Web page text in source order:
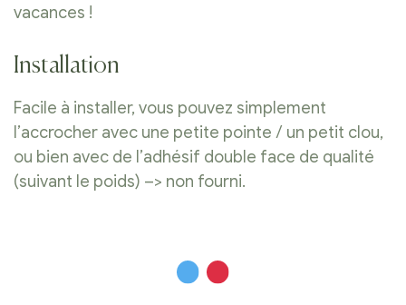
vacances !
Installation
Facile à installer, vous pouvez simplement
l’accrocher avec une petite pointe / un petit clou,
ou bien avec de l’adhésif double face de qualité
(suivant le poids) –> non fourni.